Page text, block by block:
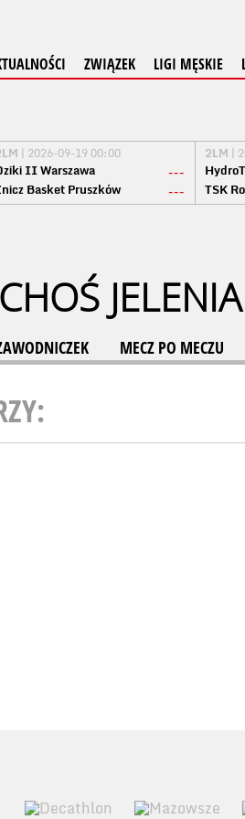
ZWIĄZEK LIGI MĘSKIE
| 2026-09-19 00:00
II Warszawa
---
Basket Pruszków
---
2LM |
TSK
MECZ PO MECZU